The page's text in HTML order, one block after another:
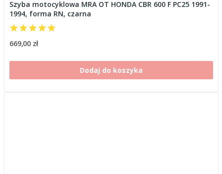
Szyba motocyklowa MRA OT HONDA CBR 600 F PC25 1991-
1994, forma RN, czarna
669,00 zł
Dodaj do koszyka